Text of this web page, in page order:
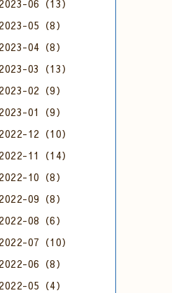
2023-06（13）
2023-05（8）
2023-04（8）
2023-03（13）
2023-02（9）
2023-01（9）
2022-12（10）
2022-11（14）
2022-10（8）
2022-09（8）
2022-08（6）
2022-07（10）
2022-06（8）
2022-05（4）